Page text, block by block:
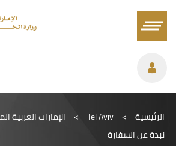
الرئيسية >
Tel Aviv
> الإمارات العربية
نبذة عن السفارة